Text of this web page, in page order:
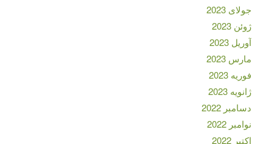
جولای 2023
ژوئن 2023
آوریل 2023
مارس 2023
فوریه 2023
ژانویه 2023
دسامبر 2022
نوامبر 2022
اکتبر 2022